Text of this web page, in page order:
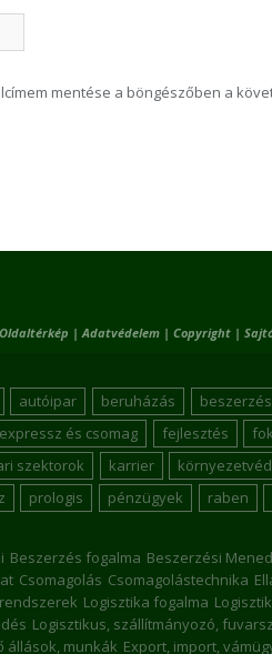
mentése a böngészőben a
Oldaltérkép |Adatvédelem | Copyright |
autóipar beruházás beszerzés
expressz és csomag fejlesztés
szektorok karrier
prologis pénzügyek raben
Beszerzés fogalma Beszerzési
Csomagolás Csomagolástechnika
Logisztika fogalma
Logisztikus, szállítmányozó,
állások, munkák Export, import,